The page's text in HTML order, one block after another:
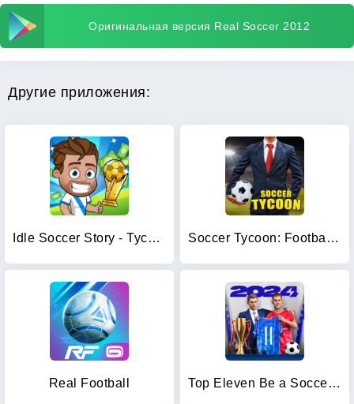
Оригинальная версия Real Soccer 2012
Другие приложения:
Idle Soccer Story - Tycoon RPG Soccer Tycoon: Football Game
Real Football Top Eleven Be a Soccer Manager